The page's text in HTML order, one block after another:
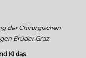
der Chirurgischen
Brüder Graz
KI das